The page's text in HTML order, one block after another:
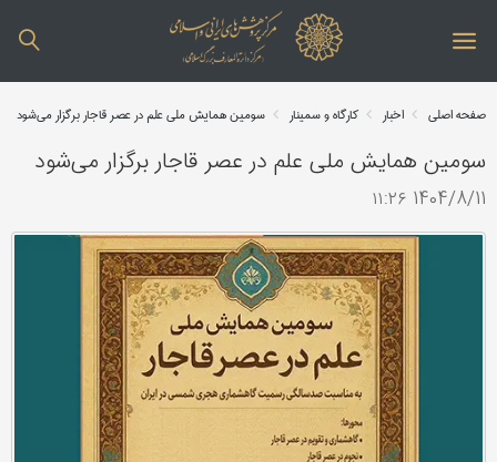
صفحه اصلی اخبار کارگاه و سمینار سومین همایش ملی علم در عصر قاجار برگزار می‌شود
سومین همایش ملی علم در عصر قاجار برگزار می‌شود
1404/8/11 ۱۱:۲۶